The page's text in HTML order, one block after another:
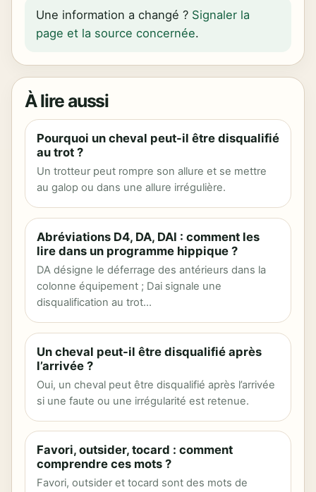
Une information a changé ? Signaler la
page et la source concernée.
À lire aussi
Pourquoi un cheval peut-il être disqualifié
au trot ?
Un trotteur peut rompre son allure et se mettre
au galop ou dans une allure irrégulière.
Abréviations D4, DA, DAI : comment les
lire dans un programme hippique ?
DA désigne le déferrage des antérieurs dans la
colonne équipement ; Dai signale une
disqualification au trot…
Un cheval peut-il être disqualifié après
l’arrivée ?
Oui, un cheval peut être disqualifié après l’arrivée
si une faute ou une irrégularité est retenue.
Favori, outsider, tocard : comment
comprendre ces mots ?
Favori, outsider et tocard sont des mots de